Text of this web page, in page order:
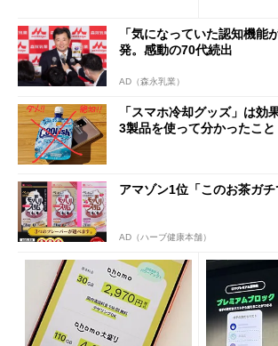
「気になっていた認知機能
発。感動の70代続出
AD（森永乳業）
「スマホ冷却グッズ」は
3製品を使って分かったこと
アマゾン1位「このお茶ガ
AD（ハーブ健康本舗）